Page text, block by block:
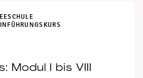
Modul I bis VIII